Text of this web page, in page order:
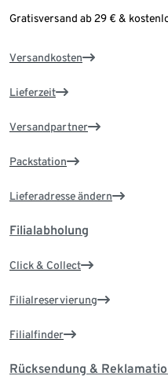
Gratisversand ab 29 € &
Versandkosten
Lieferzeit
Versandpartner
Packstation
Lieferadresse ändern
Filialabholung
Click & Collect
Filialreservierung
Filialfinder
Rücksendung &